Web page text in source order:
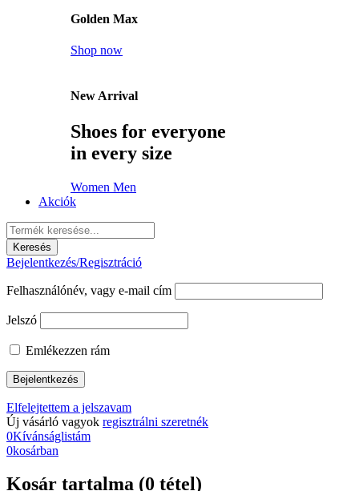
Golden Max
Shop now
New Arrival
Shoes for everyone
in every size
Women Men
Akciók
Bejelentkezés/Regisztráció
Felhasználónév, vagy e-mail cím
Jelszó
Emlékezzen rám
Elfelejtettem a jelszavam
Új vásárló vagyok regisztrálni szeretnék
0Kívánságlistám
0kosárban
Kosár tartalma (0 tétel)